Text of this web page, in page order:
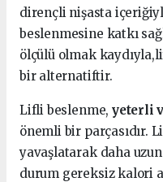
dirençli nişasta
beslenmesine katkı
ölçülü olmak
bir alternatiftir.
Lifli beslenme, yeterli
önemli bir parçasıdır.
yavaşlatarak daha
durum gereksiz kalori